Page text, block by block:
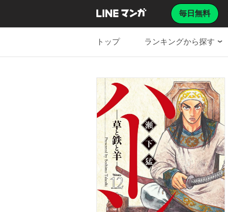
毎日無料
トップ ランキングから探す